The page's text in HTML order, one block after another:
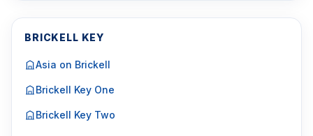
BRICKELL KEY
Asia on Brickell
Brickell Key One
Brickell Key Two